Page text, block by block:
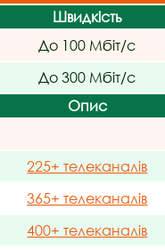
Швидкість
До 100 Мбіт/с
До 300 Мбіт/с
Опис
225+ телеканалів
365+ телеканалів
400+ телеканалів